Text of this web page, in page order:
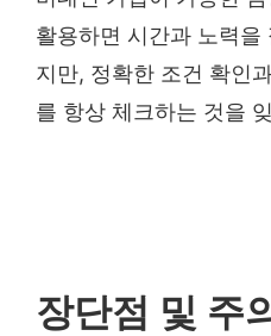
활용하면 시간과 노력
지만, 정확한 조건 확인
를 항상 체크하는 것을
장단점 및 주